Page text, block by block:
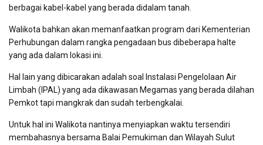
berbagai kabel-kabel yang berada didalam tanah.
Walikota bahkan akan memanfaatkan program dari Kementerian
Perhubungan dalam rangka pengadaan bus dibeberapa halte
yang ada dalam lokasi ini.
Hal lain yang dibicarakan adalah soal Instalasi Pengelolaan Air
Limbah (IPAL) yang ada dikawasan Megamas yang berada dilahan
Pemkot tapi mangkrak dan sudah terbengkalai.
Untuk hal ini Walikota nantinya menyiapkan waktu tersendiri
membahasnya bersama Balai Pemukiman dan Wilayah Sulut